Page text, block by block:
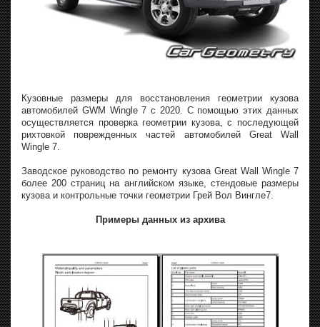
Кузовные размеры для восстановления геометрии кузова
автомобилей GWM Wingle 7 с 2020. С помощью этих данных
осуществляется проверка геометрии кузова, с последующей
рихтовкой поврежденных частей автомобилей Great Wall
Wingle 7.
Заводское руководство по ремонту кузова Great Wall Wingle 7
более 200 страниц на английском языке, стендовые размеры
кузова и контрольные точки геометрии Грей Вол Вингле7.
Примеры данных из архива